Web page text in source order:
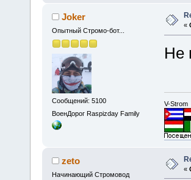
Joker
Опытный Стромо-бот...
Сообщений: 5100
ВоенДорог Raspizday Family
«
Не
V-Strom
zeto
Начинающий Стромовод
«